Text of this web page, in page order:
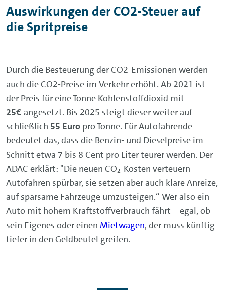
Auswirkungen der CO2-Steuer auf
die Spritpreise
Durch die Besteuerung der CO2-Emissionen werden
auch die CO2-Preise im Verkehr erhöht. Ab 2021 ist
der Preis für eine Tonne Kohlenstoffdioxid mit
25€ angesetzt. Bis 2025 steigt dieser weiter auf
schließlich 55 Euro pro Tonne. Für Autofahrende
bedeutet das, dass die Benzin- und Dieselpreise im
Schnitt etwa 7 bis 8 Cent pro Liter teurer werden. Der
ADAC erklärt: "Die neuen CO₂-Kosten verteuern
Autofahren spürbar, sie setzen aber auch klare Anreize,
auf sparsame Fahrzeuge umzusteigen.“ Wer also ein
Auto mit hohem Kraftstoffverbrauch fährt – egal, ob
sein Eigenes oder einen Mietwagen, der muss künftig
tiefer in den Geldbeutel greifen.